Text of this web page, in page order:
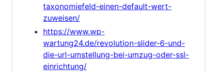
taxonomiefeld-einen-default-wert-
zuweisen/
https://www.wp-
wartung24.de/revolution-slider-6-und-
die-url-umstellung-bei-umzug-oder-ssl-
einrichtung/